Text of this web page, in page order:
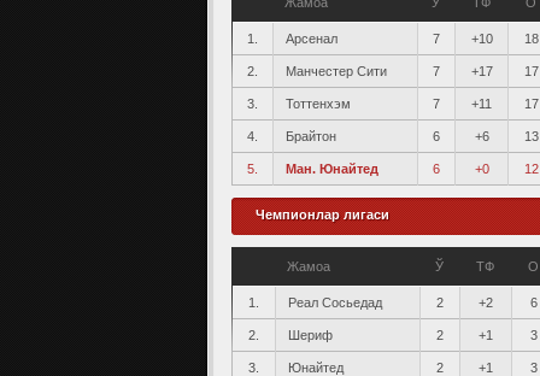
1. Арсенал 7 +10 18
2. Манчестер Сити 7 +17 17
3. Тоттенхэм 7 +11 17
4. Брайтон 6 +6 13
5. Ман. Юнайтед 6 +0 12
Чемпионлар лигаси
Жамоа Ў ТФ О
1. Реал Сосьедад 2 +2 6
2. Шериф 2 +1 3
3. Юнайтед 2 +1 3